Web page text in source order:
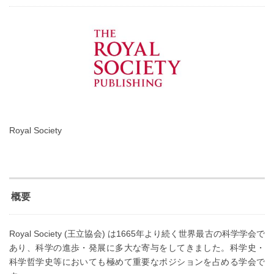
Royal Society
概要
Royal Society (王立協会) は1665年より続く世界最古の科学学会で
あり、科学の進歩・発展に多大な寄与をしてきました。科学史・
科学哲学史等においても極めて重要なポジションを占める学会で